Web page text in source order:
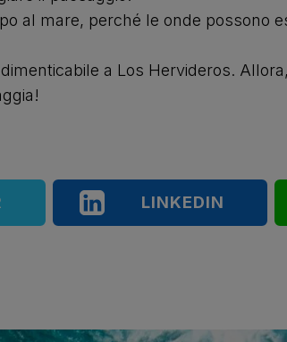
al mare, perché le onde possono
a Los Hervideros.
LINKEDIN